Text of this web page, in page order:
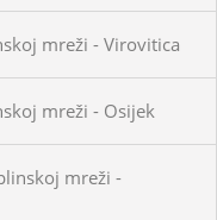
mreži - Virovitica
mreži - Osijek
mreži -